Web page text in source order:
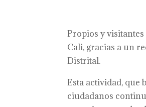
Propios y
Cali, gracias a un
Distrital.
Esta actividad, que
ciudadanos